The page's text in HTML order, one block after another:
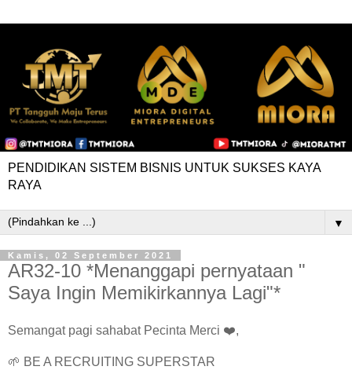
PENDIDIKAN SISTEM BISNIS UNTUK SUKSES KAYA
RAYA
▼
Kamis, 02 September 2021
AR32-10 *Menanggapi pernyataan "
Saya Ingin Memikirkannya Lagi"*
Semangat pagi sahabat Pecinta Merci ❤️,
🌱 BE A RECRUITING SUPERSTAR